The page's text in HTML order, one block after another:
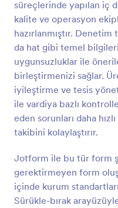
süreçlerinde yapılan iç
kalite ve operasyon
hazırlanmıştır.
da hat gibi temel
uygunsuzluklar ile
birleştirmenizi sağlar.
iyileştirme ve tesis
ile vardiya bazlı
eden sorunları daha
takibini kolaylaştırır.
Jotform ile bu tür form
gerektirmeyen form
içinde kurum
Sürükle-bırak
gerekli bilgileri alın.
takip etmek,
entegre etmek ya da
silmek isterseniz de
Oluşturucumuzla